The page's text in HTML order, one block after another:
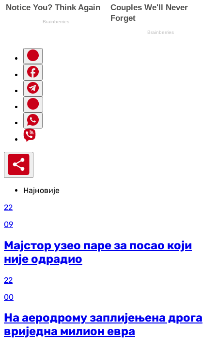
Најновије
22
09
Мајстор узео паре за посао који
није одрадио
22
00
На аеродрому заплијењена дрога
вриједна милион евра